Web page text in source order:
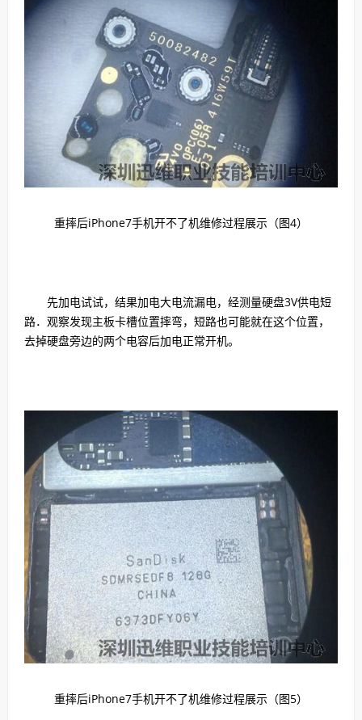
重摔后iPhone7手机开不了机维修过程展示（图4）
先加电试试，结果加电大电流漏电，经测量硬盘3V供电短
路．观察发现主板卡槽位置摔弯，短路也可能就在这个位置，
去掉硬盘旁边的两个电容后加电正常开机。
重摔后iPhone7手机开不了机维修过程展示（图5）